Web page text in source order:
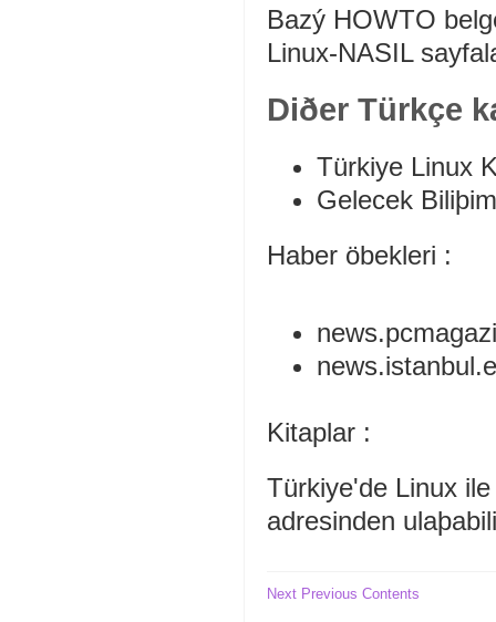
Bazý HOWTO
Linux-NASIL
Diðer Türkçe
Türkiye Linux
Gelecek
Haber öbekleri :
Kitaplar :
Türkiye'de Linux
adresinden
Next Previous Contents